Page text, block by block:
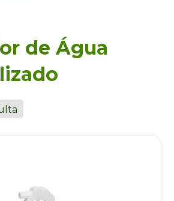
de Água
em receber comunicações.